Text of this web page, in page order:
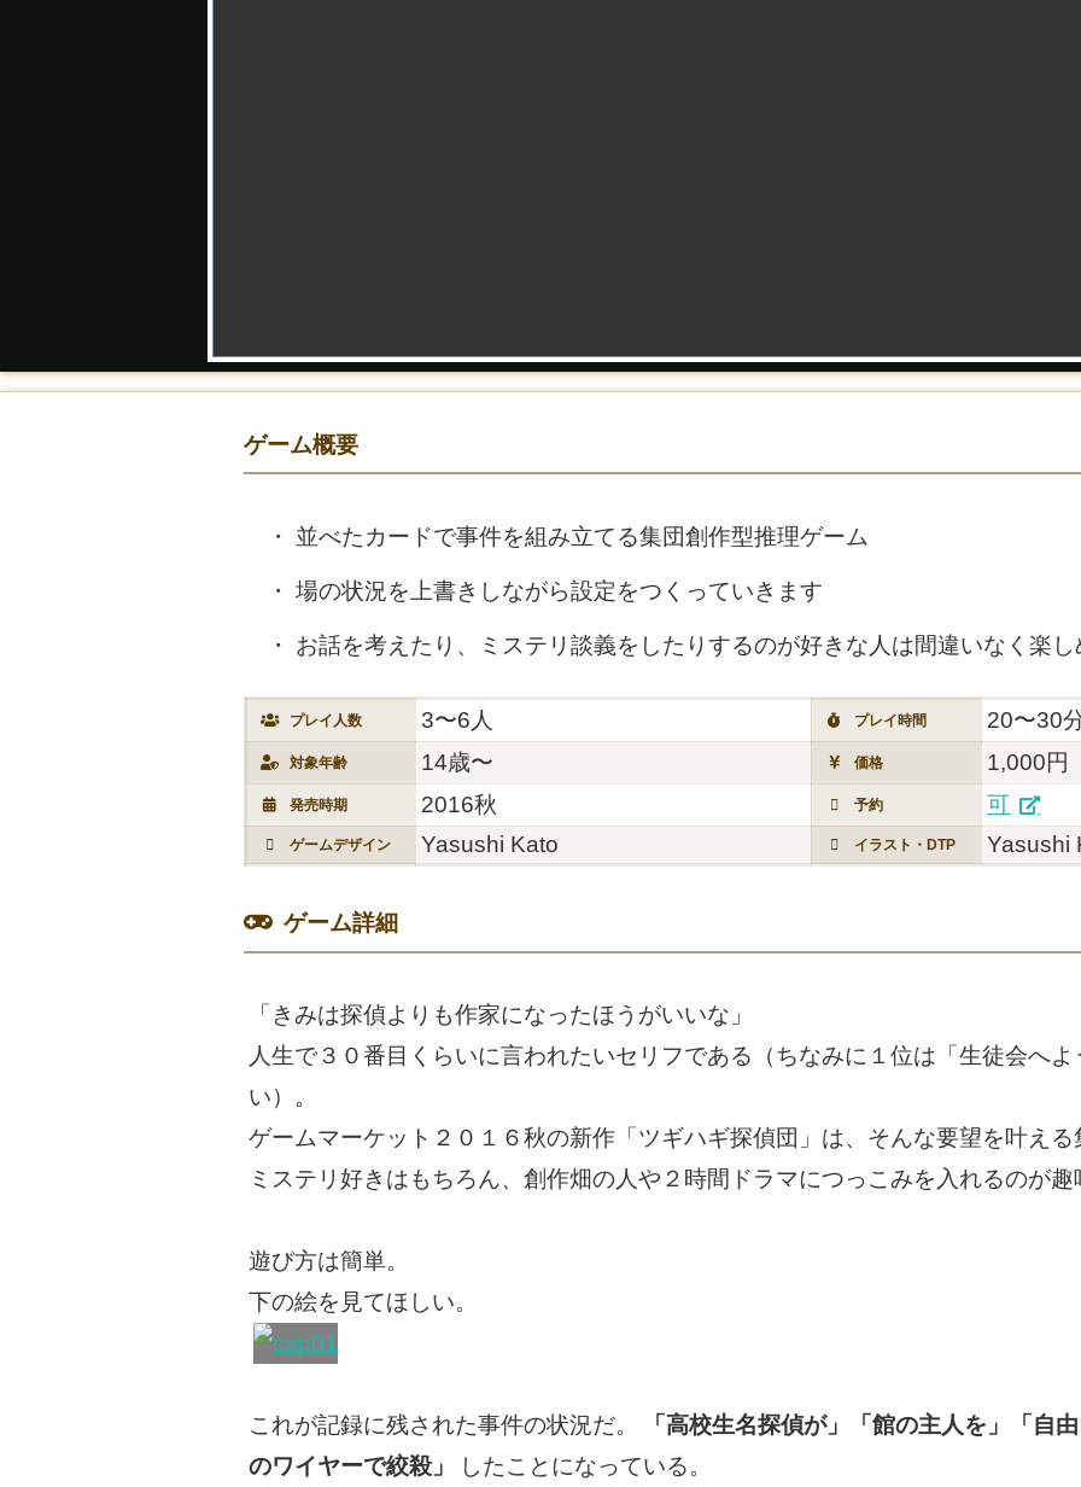
ゲーム概要
並べたカードで事件を組み立てる集団創作型推理ゲーム
場の状況を上書きしながら設定をつくっていきます
お話を考えたり、ミステリ談義をしたりするのが好きな人は間違いなく楽し
プレイ人数 3〜6人 プレイ時間 20〜30
対象年齢 14歳〜 価格 1,000円
発売時期 2016秋 予約 可
ゲームデザイン Yasushi Kato イラスト・DTP Yasushi
ゲーム詳細
「きみは探偵よりも作家になったほうがいいな」
人生で３０番目くらいに言われたいセリフである（ちなみに１位は「生徒会へ
い）。
ゲームマーケット２０１６秋の新作「ツギハギ探偵団」は、そんな要望を叶え
ミステリ好きはもちろん、創作畑の人や２時間ドラマにつっこみを入れるのが
遊び方は簡単。
下の絵を見てほしい。
これが記録に残された事件の状況だ。
「高校生名探偵が」「館の主人を」「自
のワイヤーで絞殺」
したことになっている。